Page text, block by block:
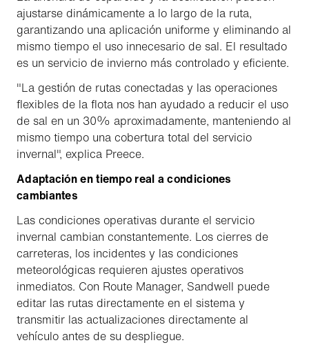
ajustarse dinámicamente a lo largo de la ruta,
garantizando una aplicación uniforme y eliminando al
mismo tiempo el uso innecesario de sal. El resultado
es un servicio de invierno más controlado y eficiente.
"La gestión de rutas conectadas y las operaciones
flexibles de la flota nos han ayudado a reducir el uso
de sal en un 30% aproximadamente, manteniendo al
mismo tiempo una cobertura total del servicio
invernal", explica Preece.
Adaptación en tiempo real a condiciones
cambiantes
Las condiciones operativas durante el servicio
invernal cambian constantemente. Los cierres de
carreteras, los incidentes y las condiciones
meteorológicas requieren ajustes operativos
inmediatos. Con Route Manager, Sandwell puede
editar las rutas directamente en el sistema y
transmitir las actualizaciones directamente al
vehículo antes de su despliegue.